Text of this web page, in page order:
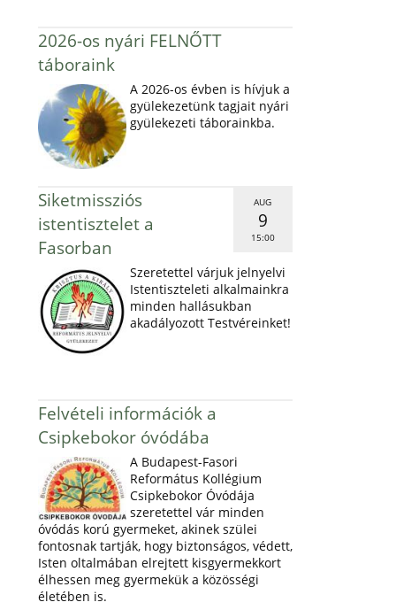
2026-os nyári FELNŐTT
táboraink
A 2026-os évben is hívjuk a
gyülekezetünk tagjait nyári
gyülekezeti táborainkba.
AUG
9
15:00
Siketmissziós
istentisztelet a
Fasorban
Szeretettel várjuk jelnyelvi
Istentiszteleti alkalmainkra
minden hallásukban
akadályozott Testvéreinket!
Felvételi információk a
Csipkebokor óvódába
A Budapest-Fasori
Református Kollégium
Csipkebokor Óvódája
szeretettel vár minden
óvódás korú gyermeket, akinek szülei
fontosnak tartják, hogy biztonságos, védett,
Isten oltalmában elrejtett kisgyermekkort
élhessen meg gyermekük a közösségi
életében is.